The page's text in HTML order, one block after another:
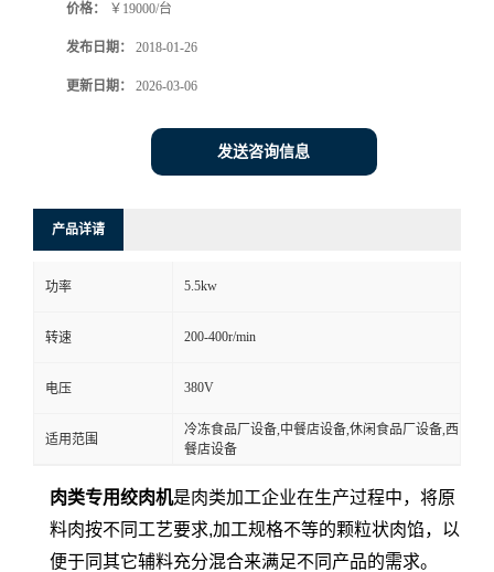
价格： ￥19000/台
发布日期： 2018-01-26
更新日期： 2026-03-06
发送咨询信息
产品详请
功率 5.5kw
转速 200-400r/min
电压 380V
适用范围
冷冻食品厂设备,中餐店设备,休闲食品厂设备,西
餐店设备
肉类专用绞肉机是肉类加工企业在生产过程中，将原
料肉按不同工艺要求,加工规格不等的颗粒状肉馅，以
便于同其它辅料充分混合来满足不同产品的需求。